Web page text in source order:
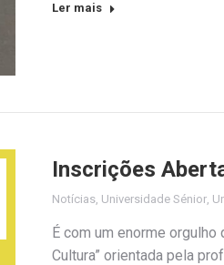
Ler mais
Inscrições
Notícias Universidade Sénior
É com um enorme
Cultura” orientada pela